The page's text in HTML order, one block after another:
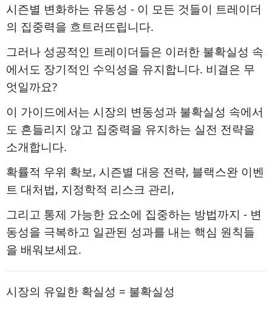
시즌별 변화하는 유동성 - 이 모든 것들이 트레이더
의 집중력을 흐트러뜨립니다.
그러나 성공적인 트레이더들은 이러한 불확실성 속
에서도 장기적인 수익성을 유지합니다. 비결은 무
엇일까요?
이 가이드에서는 시장의 변동성과 불확실성 속에서
도 흔들리지 않고 집중력을 유지하는 실전 전략을
소개합니다.
확률적 우위 확보, 시즌별 대응 전략, 블랙스완 이벤
트 대처법, 지정학적 리스크 관리,
그리고 통제 가능한 요소에 집중하는 방법까지 - 변
동성을 극복하고 일관된 성과를 내는 핵심 원칙들
을 배워보세요.
시장의 유일한 확실성 = 불확실성